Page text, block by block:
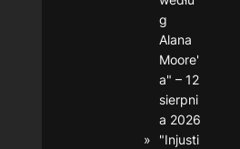
g
Alana
Moore'
a" – 12
sierpni
a 2026
"Injusti